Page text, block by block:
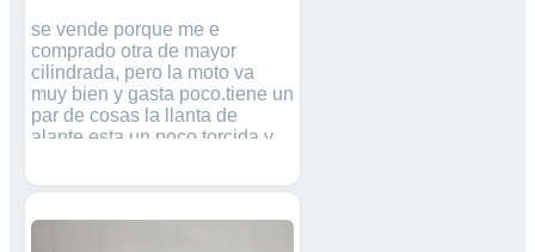
se vende porque me e
comprado otra de mayor
cilindrada, pero la moto va
muy bien y gasta poco.tiene un
par de cosas la llanta de
alante esta un poco torcida y
en 2 pero va bien.de hay su
sin ningún compromiso